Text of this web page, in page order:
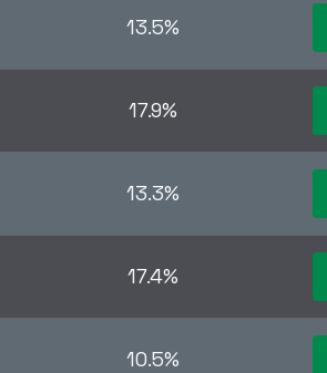
13.5%
17.9%
13.3%
17.4%
10.5%